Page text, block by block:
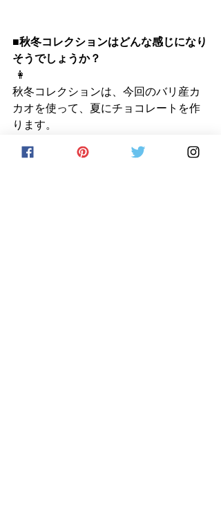
■秋冬コレクションはどんな感じになり
そうでしょうか？
👩
秋冬コレクションは、今回のバリ産カ
カオを使って、夏にチョコレートを作
ります。
常に難しく、できないのです。カカオ